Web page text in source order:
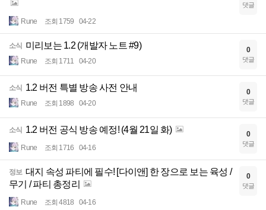
Rune 조회 1759 04-22
댓글
소식 미리보는 1.2 (개발자 노트 #9)
Rune 조회 1711 04-20
0
댓글
소식 1.2 버전 특별 방송 사전 안내
Rune 조회 1898 04-20
0
댓글
소식 1.2 버전 공식 방송 예정! (4월 21일 화)
Rune 조회 1716 04-16
0
댓글
정보 대지 속성 파티에 필수! [다이앤] 한 장으로 보는 육성 /
무기 / 파티 총정리
Rune 조회 4818 04-16
0
댓글